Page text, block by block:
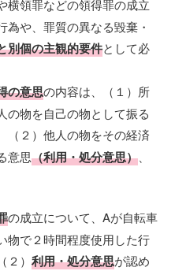
横領罪などの領得罪の成立
や、罪質の異なる毀棄・
別個の主観的要件として必
の意思の内容は、（１）所
の物を自己の物として振る
（２）他人の物をその経済
意思（利用・処分意思）
の成立について、Aが自転車
物で２時間程度使用した行
２）利用・処分意思が認め